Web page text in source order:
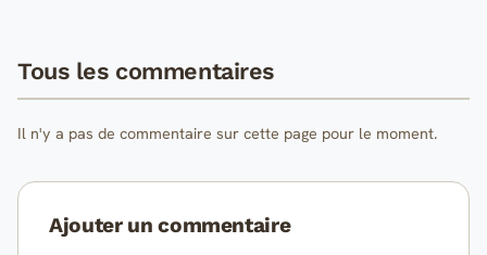
Tous les commentaires
Il n'y a pas de commentaire sur cette page pour le moment.
Ajouter un commentaire